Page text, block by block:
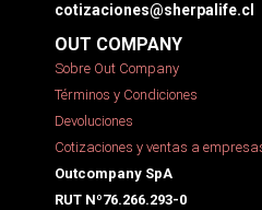
cotizaciones@sherpalife.cl
OUT COMPANY
Sobre Out Company
Términos y Condiciones
Devoluciones
Cotizaciones y ventas a
Outcompany SpA
RUT Nº76.266.293-0